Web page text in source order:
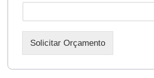
Solicitar Orçamento